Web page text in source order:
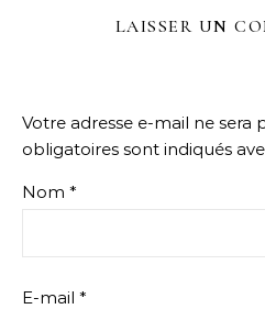
LAISSER UN
Votre adresse e-mail ne sera
obligatoires sont indiqués
Nom *
E-mail *